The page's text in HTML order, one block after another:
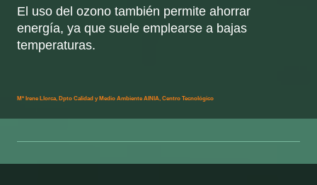
El uso del ozono también permite ahorrar
energía, ya que suele emplearse a bajas
temperaturas.
Mª Irene Llorca, Dpto Calidad y Medio Ambiente AINIA, Centro Tecnológico